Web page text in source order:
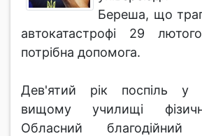
Береша, що
автокатастрофі 29
потрібна допомога.
Дев'ятий рік поспіль у
вищому училищі
Обласний